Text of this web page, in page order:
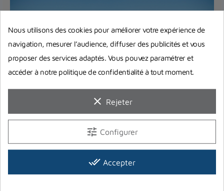
Equipement complet de plongée :
Quel matériel choisir pour bien
débuter ?
Vous pensez à investir dans votre premier
Nous utilisons des cookies pour améliorer votre expérience de
navigation, mesurer l’audience, diffuser des publicités et vous
proposer des services adaptés. Vous pouvez paramétrer et
accéder à notre politique de confidentialité à tout moment.
clear Rejeter
tune Configurer
done_all Accepter